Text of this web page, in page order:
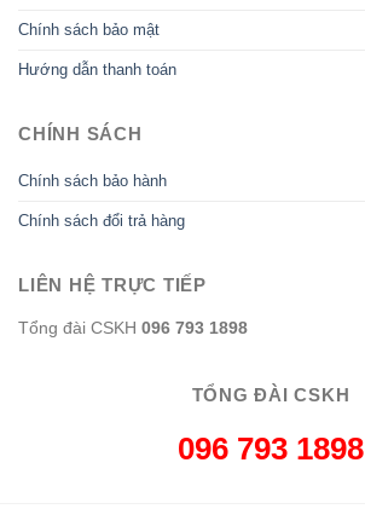
Chính sách bảo mật
Hướng dẫn thanh toán
CHÍNH SÁCH
Chính sách bảo hành
Chính sách đổi trả hàng
LIÊN HỆ TRỰC TIẾP
Tổng đài CSKH 096 793 1898
TỔNG ĐÀI CSKH
096 793 1898